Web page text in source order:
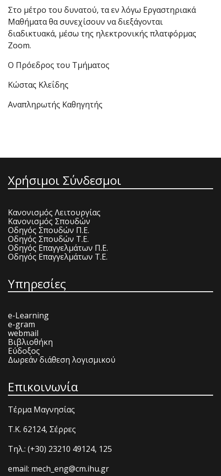
Στο μέτρο του δυνατού, τα εν λόγω Εργαστηριακά
Μαθήματα θα συνεχίσουν να διεξάγονται
διαδικτυακά, μέσω της ηλεκτρονικής πλατφόρμας
Zoom.
Ο Πρόεδρος του Τμήματος
Κώστας Κλεΐδης
Αναπληρωτής Καθηγητής
Χρήσιμοι Σύνδεσμοι
Κανονισμός Λειτουργίας
Κανονισμός Σπουδών
Οδηγός Σπουδών Π.Ε.
Οδηγός Σπουδών Τ.Ε.
Οδηγός Επαγγελμάτων Π.Ε.
Οδηγός Επαγγελμάτων Τ.Ε.
Υπηρεσίες
e-Learning
e-gram
webmail
Βιβλιοθήκη
Εύδοξος
Δωρεάν διάθεση λογισμικού
Επικοινωνία
Τέρμα Μαγνησίας
T.K. 62124, Σέρρες
Τηλ.: (+30) 23210 49124, 125
email: mech_eng@cm.ihu.gr